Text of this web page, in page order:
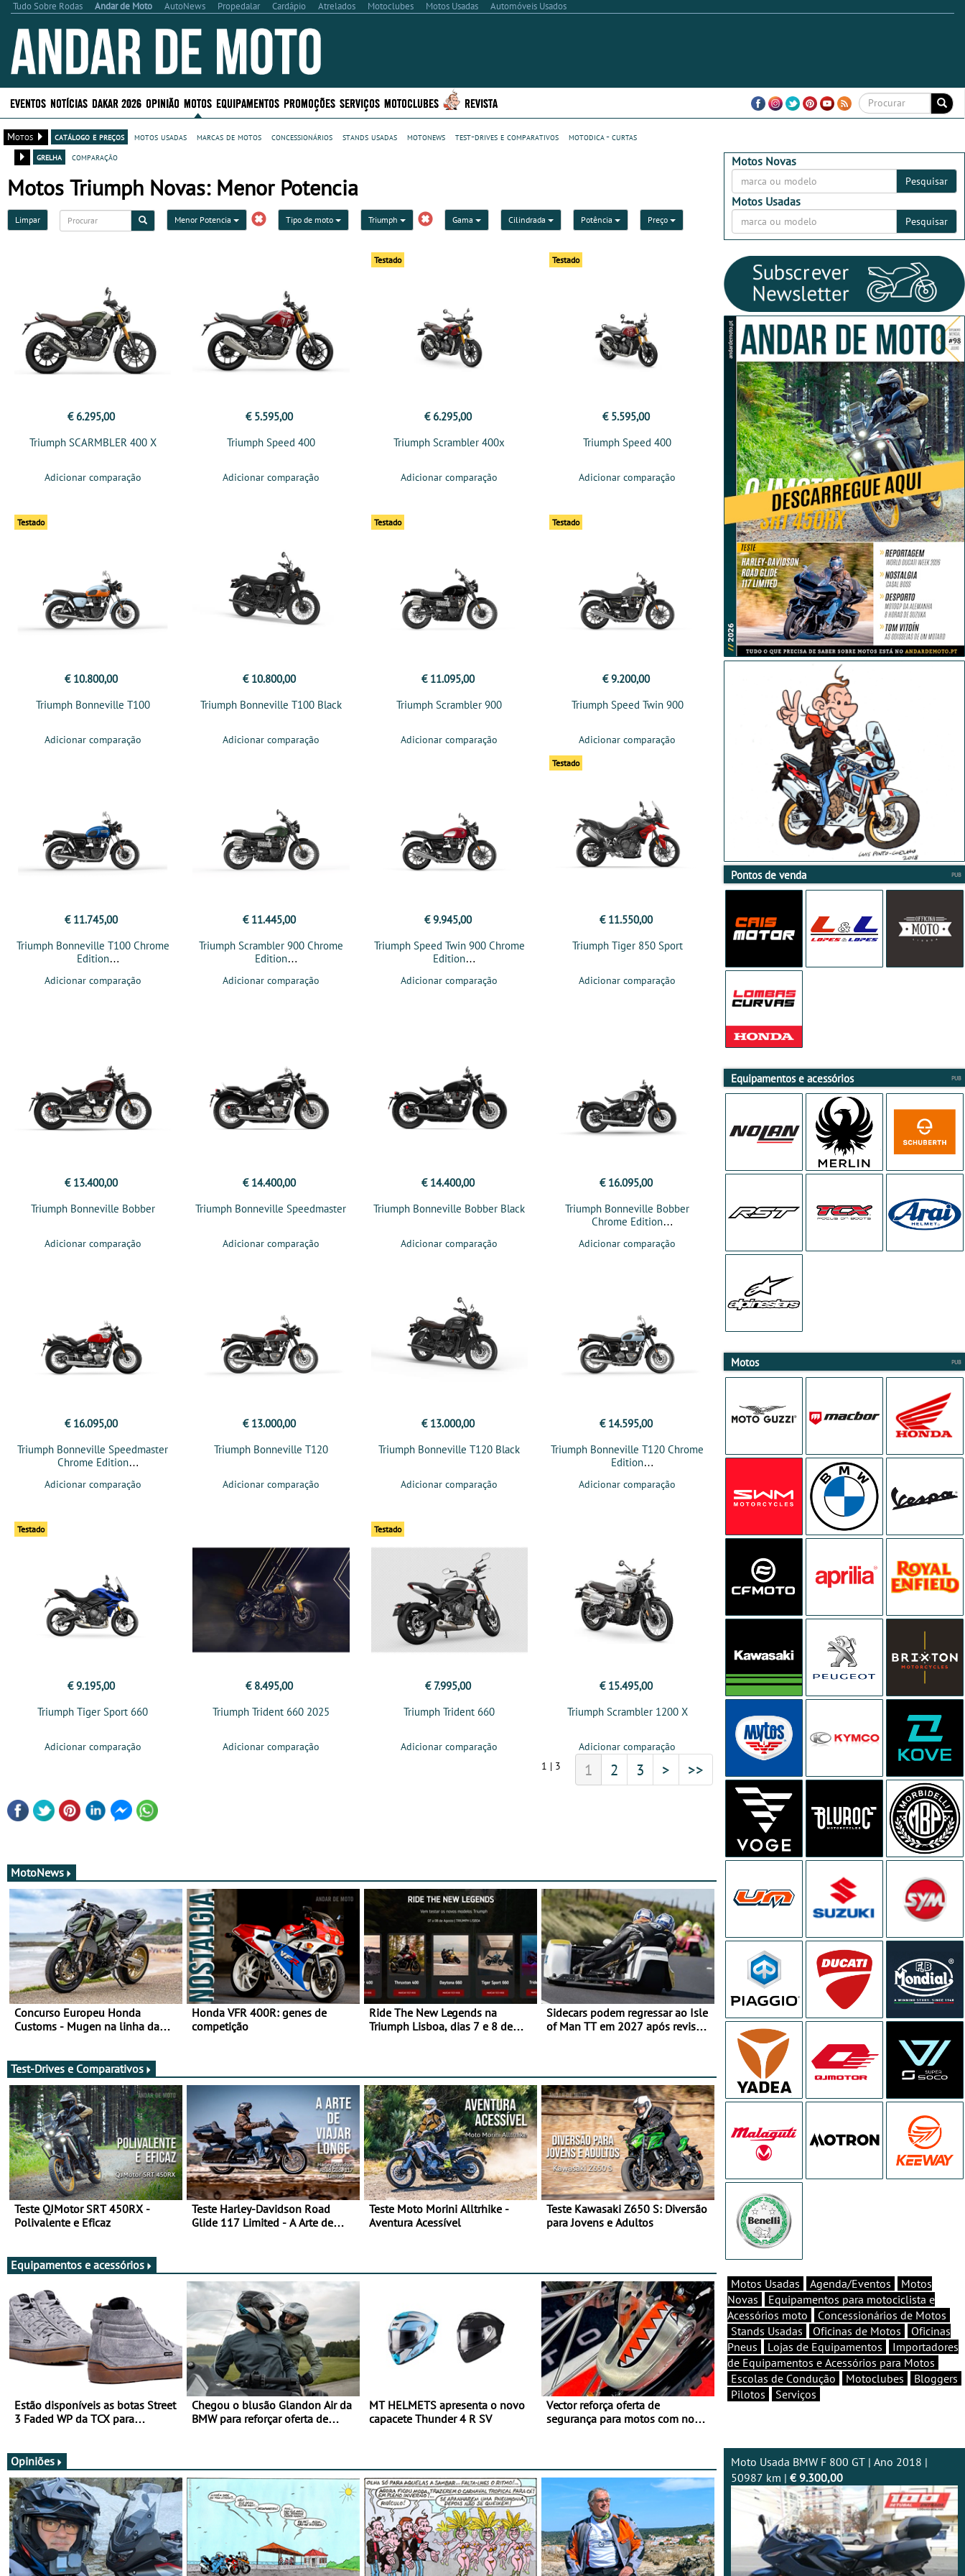
Tudo Sobre Rodas Andar de Moto AutoNews Propedalar Cardápio Atrelados Motoclubes Motos Usadas Automóveis Usados
EVENTOS NOTÍCIAS DAKAR 2026 OPINIÃO MOTOS EQUIPAMENTOS PROMOÇÕES SERVIÇOS MOTOCLUBES REVISTA
Motos catálogo e preços motos usadas marcas de motos concessionários stands usadas motonews test-drives e comparativos
motodica - curtas
grelha
comparação
Motos Triumph Novas: Menor Potencia
Limpar Menor Potencia Tipo de moto Triumph Gama Cilindrada Potência Preço
€ 6.295,00
Triumph SCARMBLER 400 X
Adicionar comparação
€ 5.595,00
Triumph Speed 400
Adicionar comparação
Testado
€ 6.295,00
Triumph Scrambler 400x
Adicionar comparação
Testado
€ 5.595,00
Triumph Speed 400
Adicionar comparação
Testado
€ 10.800,00
Triumph Bonneville T100
Adicionar comparação
€ 10.800,00
Triumph Bonneville T100 Black
Adicionar comparação
Testado
€ 11.095,00
Triumph Scrambler 900
Adicionar comparação
Testado
€ 9.200,00
Triumph Speed Twin 900
Adicionar comparação
€ 11.745,00
Triumph Bonneville T100 Chrome
Edition
Adicionar comparação
€ 11.445,00
Triumph Scrambler 900 Chrome
Edition
Adicionar comparação
€ 9.945,00
Triumph Speed Twin 900 Chrome
Edition
Adicionar comparação
Testado
€ 11.550,00
Triumph Tiger 850 Sport
Adicionar comparação
€ 13.400,00
Triumph Bonneville Bobber
Adicionar comparação
€ 14.400,00
Triumph Bonneville Speedmaster
Adicionar comparação
€ 14.400,00
Triumph Bonneville Bobber Black
Adicionar comparação
€ 16.095,00
Triumph Bonneville Bobber
Chrome Edition
Adicionar comparação
€ 16.095,00
Triumph Bonneville Speedmaster
Chrome Edition
Adicionar comparação
€ 13.000,00
Triumph Bonneville T120
Adicionar comparação
€ 13.000,00
Triumph Bonneville T120 Black
Adicionar comparação
€ 14.595,00
Triumph Bonneville T120 Chrome
Edition
Adicionar comparação
Testado
€ 9.195,00
Triumph Tiger Sport 660
Adicionar comparação
€ 8.495,00
Triumph Trident 660 2025
Adicionar comparação
Testado
€ 7.995,00
Triumph Trident 660
Adicionar comparação
€ 15.495,00
Triumph Scrambler 1200 X
Adicionar comparação
1 | 3
1 2 3 > >>
MotoNews
Concurso Europeu Honda
Customs - Mugen na linha da
Honda VFR 400R: genes de
competição
Ride The New Legends na
Triumph Lisboa, dias 7 e 8 de
Sidecars podem regressar ao Isle
of Man TT em 2027 após revisão
Test-Drives e Comparativos
Teste QJMotor SRT 450RX -
Polivalente e Eficaz
Teste Harley-Davidson Road
Glide 117 Limited - A Arte de
Teste Moto Morini Alltrhike -
Aventura Acessível
Teste Kawasaki Z650 S: Diversão
para Jovens e Adultos
Equipamentos e acessórios
Estão disponíveis as botas Street
3 Faded WP da TCX para
Chegou o blusão Glandon Air da
BMW para reforçar oferta de
MT HELMETS apresenta o novo
capacete Thunder 4 R SV
Vector reforça oferta de
segurança para motos com nova
Opiniões
Motos Novas
Pesquisar
Motos Usadas
Pesquisar
Pontos de venda
Equipamentos e acessórios
Motos
Motos Usadas Agenda/Eventos
Motos
Novas
Equipamentos para motociclista e
Acessórios moto
Concessionários de Motos
Stands Usadas
Oficinas de Motos
Oficinas
Pneus
Lojas de Equipamentos
Importadores
de Equipamentos e Acessórios para Motos
Escolas de Condução
Motoclubes
Bloggers
Pilotos
Serviços
Moto Usada BMW F 800 GT | Ano 2018 |
50987 km | € 9.300,00